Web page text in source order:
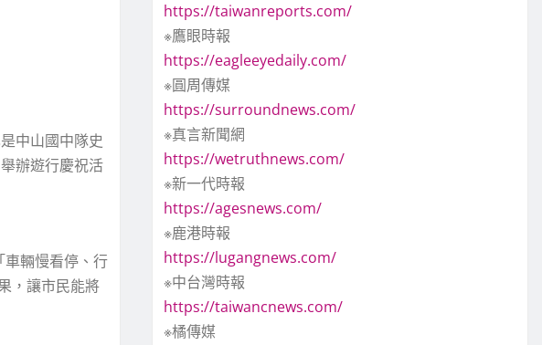
中山國中隊史
辦遊行慶祝活
輛慢看停、行
，讓市民能將
https://taiwanreports.com/
※鷹眼時報
https://eagleeyedaily.com/
※圓周傳媒
https://surroundnews.com/
※真言新聞網
https://wetruthnews.com/
※新一代時報
https://agesnews.com/
※鹿港時報
https://lugangnews.com/
※中台灣時報
https://taiwancnews.com/
※橘傳媒